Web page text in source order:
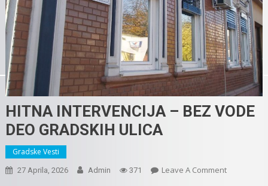
HITNA INTERVENCIJA – BEZ VODE
DEO GRADSKIH ULICA
Gradske Vesti
27 Aprila, 2026 Admin 371 Leave A CommentOn